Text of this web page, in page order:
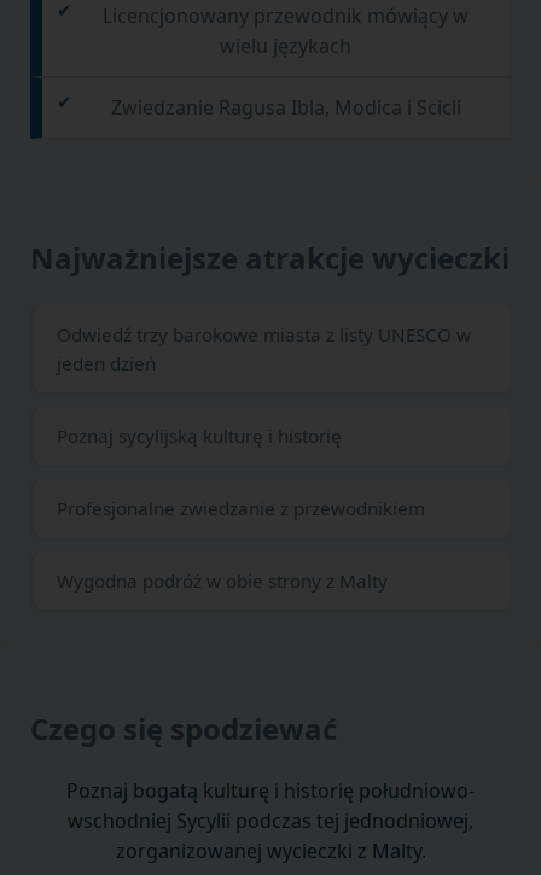
Licencjonowany przewodnik mówiący w
wielu językach
Zwiedzanie Ragusa Ibla, Modica i Scicli
Najważniejsze atrakcje wycieczki
Odwiedź trzy barokowe miasta z listy UNESCO w
jeden dzień
Poznaj sycylijską kulturę i historię
Profesjonalne zwiedzanie z przewodnikiem
Wygodna podróż w obie strony z Malty
Czego się spodziewać
Poznaj bogatą kulturę i historię południowo-
wschodniej Sycylii podczas tej jednodniowej,
zorganizowanej wycieczki z Malty.